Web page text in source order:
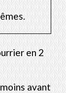
en 2
avant